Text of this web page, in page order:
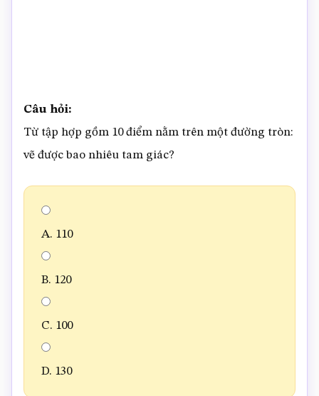
Câu hỏi:
Từ tập hợp gồm 10 điểm nằm trên một đường tròn:
vẽ được bao nhiêu tam giác?
A. 110
B. 120
C. 100
D. 130